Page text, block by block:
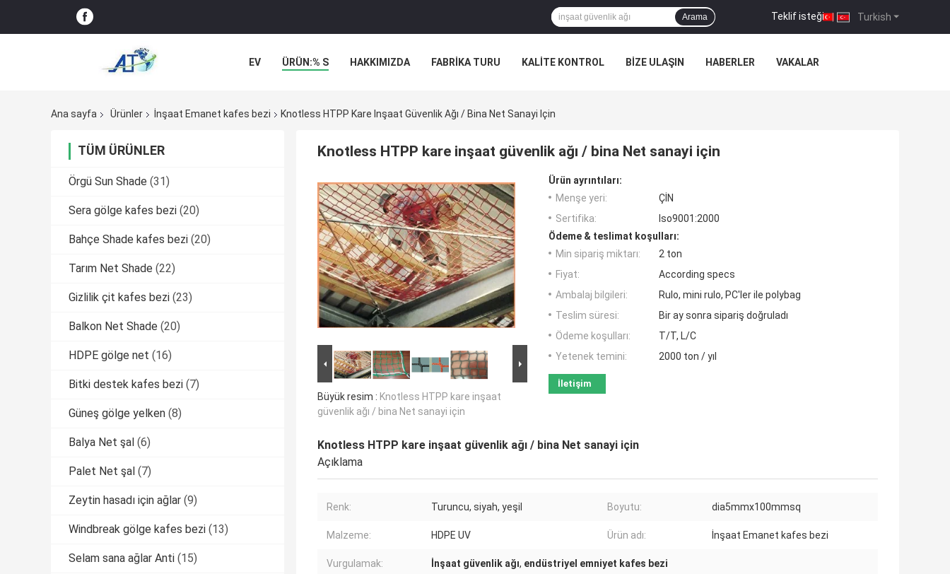
Turkish
Teklif isteği |
Arama
EV ÜRÜN:% S HAKKIMIZDA FABRIKA TURU KALITE KONTROL BIZE ULAŞIN HABERLER VAKALAR
Ana sayfa Ürünler İnşaat Emanet kafes bezi Knotless HTPP Kare Inşaat Güvenlik Ağı / Bina Net Sanayi Için
TÜM ÜRÜNLER
Örgü Sun Shade (31)
Sera gölge kafes bezi (20)
Bahçe Shade kafes bezi (20)
Tarım Net Shade (22)
Gizlilik çit kafes bezi (23)
Balkon Net Shade (20)
HDPE gölge net (16)
Bitki destek kafes bezi (7)
Güneş gölge yelken (8)
Balya Net şal (6)
Palet Net şal (7)
Zeytin hasadı için ağlar (9)
Windbreak gölge kafes bezi (13)
Selam sana ağlar Anti (15)
Knotless HTPP kare inşaat güvenlik ağı / bina Net sanayi için
Büyük resim : Knotless HTPP kare inşaat
güvenlik ağı / bina Net sanayi için
Ürün ayrıntıları:
Menşe yeri:
ÇİN
Sertifika:
Iso9001:2000
Ödeme & teslimat koşulları:
Min sipariş miktarı:
2 ton
Fiyat:
According specs
Ambalaj bilgileri:
Rulo, mini rulo, PC'ler ile polybag
Teslim süresi:
Bir ay sonra sipariş doğruladı
Ödeme koşulları:
T/T, L/C
Yetenek temini:
2000 ton / yıl
İletişim
Knotless HTPP kare inşaat güvenlik ağı / bina Net sanayi için
Açıklama
Renk: Turuncu, siyah, yeşil Boyutu: dia5mmx100mmsq
Malzeme: HDPE UV Ürün adı: İnşaat Emanet kafes bezi
Vurgulamak: İnşaat güvenlik ağı, endüstriyel emniyet kafes bezi